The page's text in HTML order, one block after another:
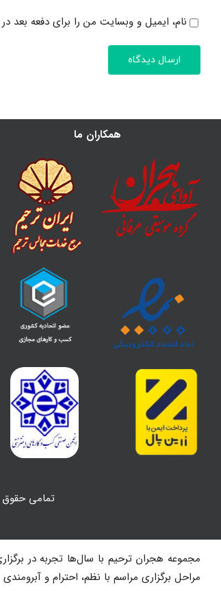
نام، ایمیل و وبسایت من را برای دفعه بعد در
همکاران ما
تمامی
مجموعه هجران ترحیم با سال‌ها تجربه در
مراحل برگزاری مراسم با نظم، احترام و